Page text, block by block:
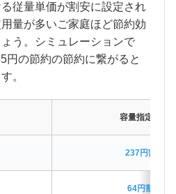
従量単価が割安に設定され
量が多いご家庭ほど節約効
う。シミュレーションで
円の節約の節約に繋がると
。
容量指定なし
237円割高
64円割高